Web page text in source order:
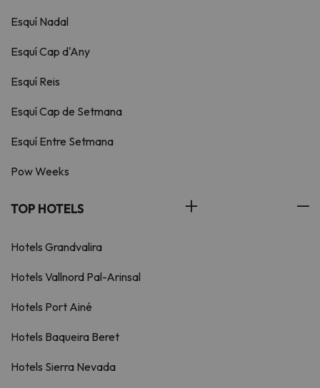
Esquí Nadal
Esquí Cap d'Any
Esquí Reis
Esquí Cap de Setmana
Esquí Entre Setmana
Pow Weeks
TOP HOTELS
Hotels Grandvalira
Hotels Vallnord Pal-Arinsal
Hotels Port Ainé
Hotels Baqueira Beret
Hotels Sierra Nevada